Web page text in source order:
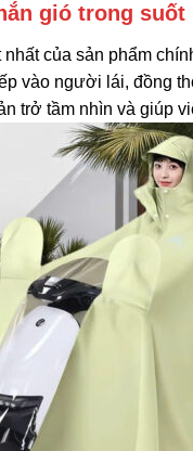
gió trong suốt
của sản phẩm
vào người lái, đồng
trở tầm nhìn và giúp